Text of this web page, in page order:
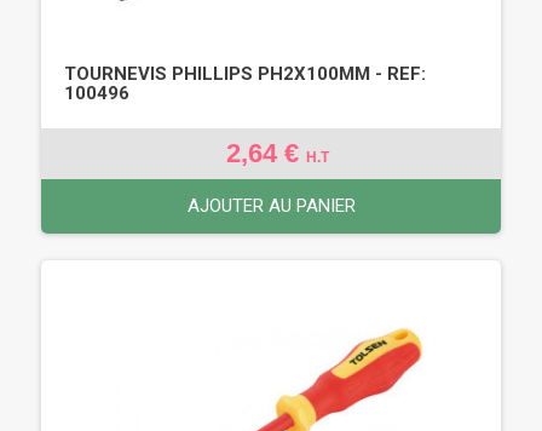
TOURNEVIS PHILLIPS PH2X100MM - REF:
100496
2,64 € H.T
AJOUTER AU PANIER